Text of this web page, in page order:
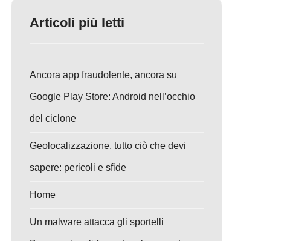
Articoli più letti
Ancora app fraudolente, ancora su
Google Play Store: Android nell’occhio
del ciclone
Geolocalizzazione, tutto ciò che devi
sapere: pericoli e sfide
Home
Un malware attacca gli sportelli